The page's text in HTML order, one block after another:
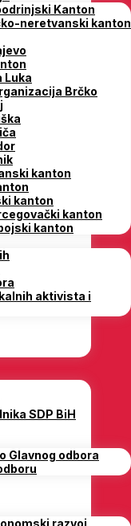
Kanton
neretvanski kanton
Luka
Brčko
kanton
kanton
kanton
kanton
aktivista i
SDP BiH
Glavnog odbora
razvoj